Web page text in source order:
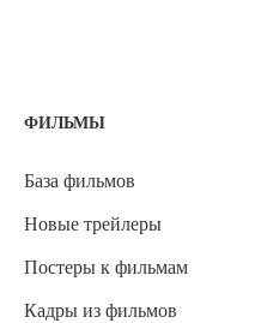
ФИЛЬМЫ
База фильмов
Новые трейлеры
Постеры к фильмам
Кадры из фильмов